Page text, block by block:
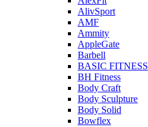
AlivSport
AMF
Ammity
AppleGate
Barbell
BASIC FITNESS
BH Fitness
Body Craft
Body Sculpture
Body Solid
Bowflex